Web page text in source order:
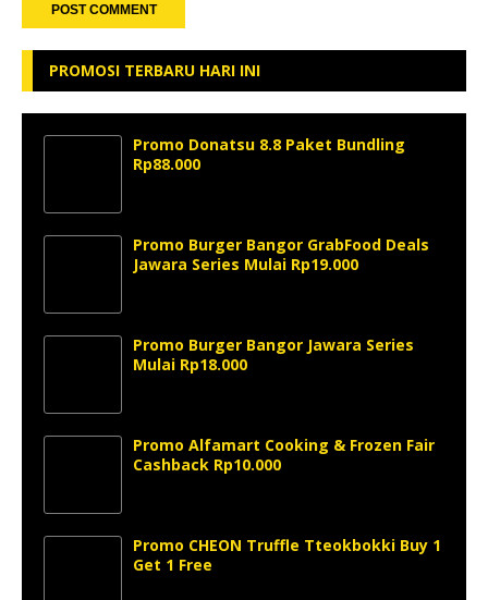
PROMOSI TERBARU HARI INI
Promo Donatsu 8.8 Paket Bundling
Rp88.000
Promo Burger Bangor GrabFood Deals
Jawara Series Mulai Rp19.000
Promo Burger Bangor Jawara Series
Mulai Rp18.000
Promo Alfamart Cooking & Frozen Fair
Cashback Rp10.000
Promo CHEON Truffle Tteokbokki Buy 1
Get 1 Free